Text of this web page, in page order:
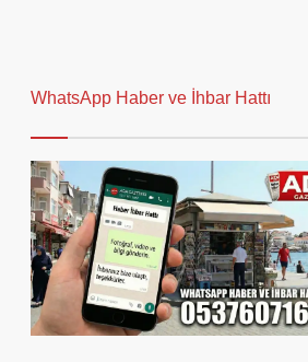
WhatsApp Haber ve İhbar Hattı